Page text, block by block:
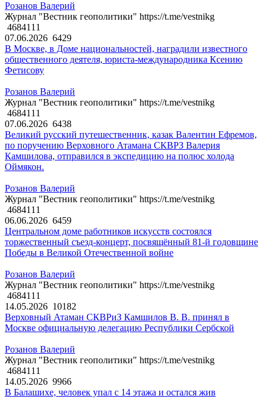
Розанов Валерий
Журнал "Вестник геополитики" https://t.me/vestnikg
4684111
07.06.2026 6429
В Москве, в Доме национальностей, наградили известного
общественного деятеля, юриста-международника Ксению
Фетисову
Розанов Валерий
Журнал "Вестник геополитики" https://t.me/vestnikg
4684111
07.06.2026 6438
Великий русский путешественник, казак Валентин Ефремов,
по поручению Верховного Атамана СКВРЗ Валерия
Камшилова, отправился в экспедицию на полюс холода
Оймякон.
Розанов Валерий
Журнал "Вестник геополитики" https://t.me/vestnikg
4684111
06.06.2026 6459
Центральном доме работников искусств состоялся
торжественный съезд-концерт, посвящённый 81-й годовщине
Победы в Великой Отечественной войне
Розанов Валерий
Журнал "Вестник геополитики" https://t.me/vestnikg
4684111
14.05.2026 10182
Верховный Атаман СКВРиЗ Камшилов В. В. принял в
Москве официальную делегацию Республики Сербской
Розанов Валерий
Журнал "Вестник геополитики" https://t.me/vestnikg
4684111
14.05.2026 9966
В Балашихе, человек упал с 14 этажа и остался жив